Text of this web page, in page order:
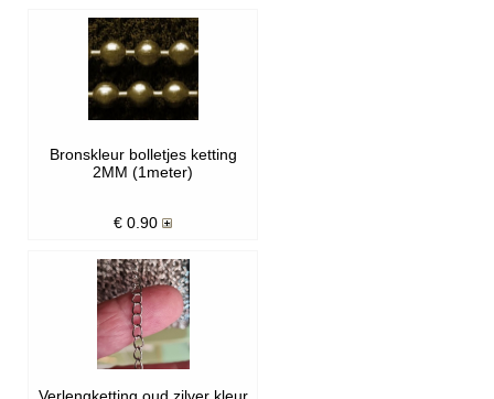
Bronskleur bolletjes ketting
2MM (1meter)
€ 0.90
Verlengketting oud zilver kleur